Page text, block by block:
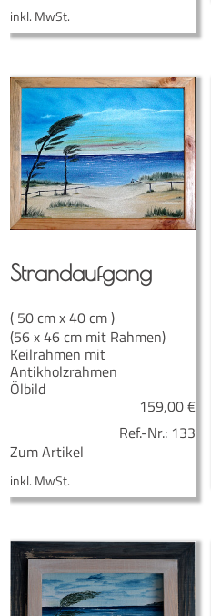
inkl. MwSt.
Strand­auf­gang
( 50 cm x 40 cm )
(56 x 46 cm mit Rahmen)
Keilrahmen mit
Antikholzrahmen
Ölbild
159,00€
Ref.-Nr.: 133
Zum Artikel
inkl. MwSt.